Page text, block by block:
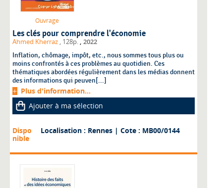
Ouvrage
Les clés pour comprendre l'économie
Ahmed Kherraz , 128p. 2022
Inflation, chômage, impôt, etc., nous sommes tous plus ou
moins confrontés à ces problèmes au quotidien. Ces
thématiques abordées régulièrement dans les médias donnent
des informations qui peuven[...]
Plus d'information...
Ajouter à ma sélection
Dispo
nible
Localisation : Rennes | Cote : MB00/0144